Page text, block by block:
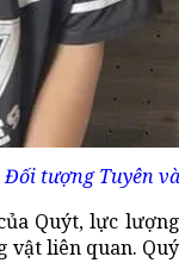
Đối tượng Tuyên
Quýt, lực
liên quan.